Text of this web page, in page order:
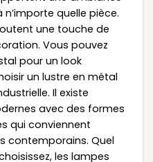
quelle pièce.
une touche de
Vous pouvez
pour un look
un lustre en métal
Il existe
avec des formes
qui conviennent
contemporains. Quel
les lampes